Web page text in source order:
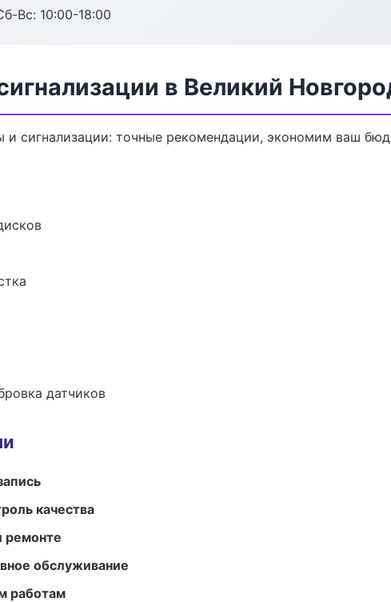
Вс: 10:00-18:00
в Великий
сигнализации: точные рекомендации, экономим ваш
датчиков
качества
ремонте
обслуживание
работам